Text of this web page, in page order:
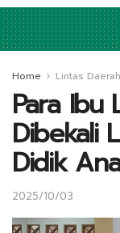
Home Lintas Daerah
Para Ibu
Dibekali
Didik
2025/10/03